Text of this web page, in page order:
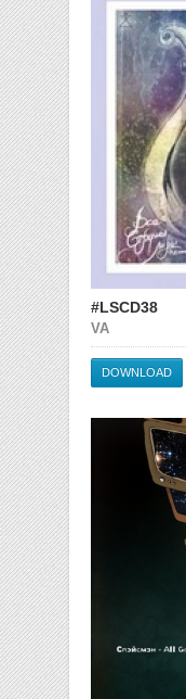
#LSCD38
VA
DOWNLOAD